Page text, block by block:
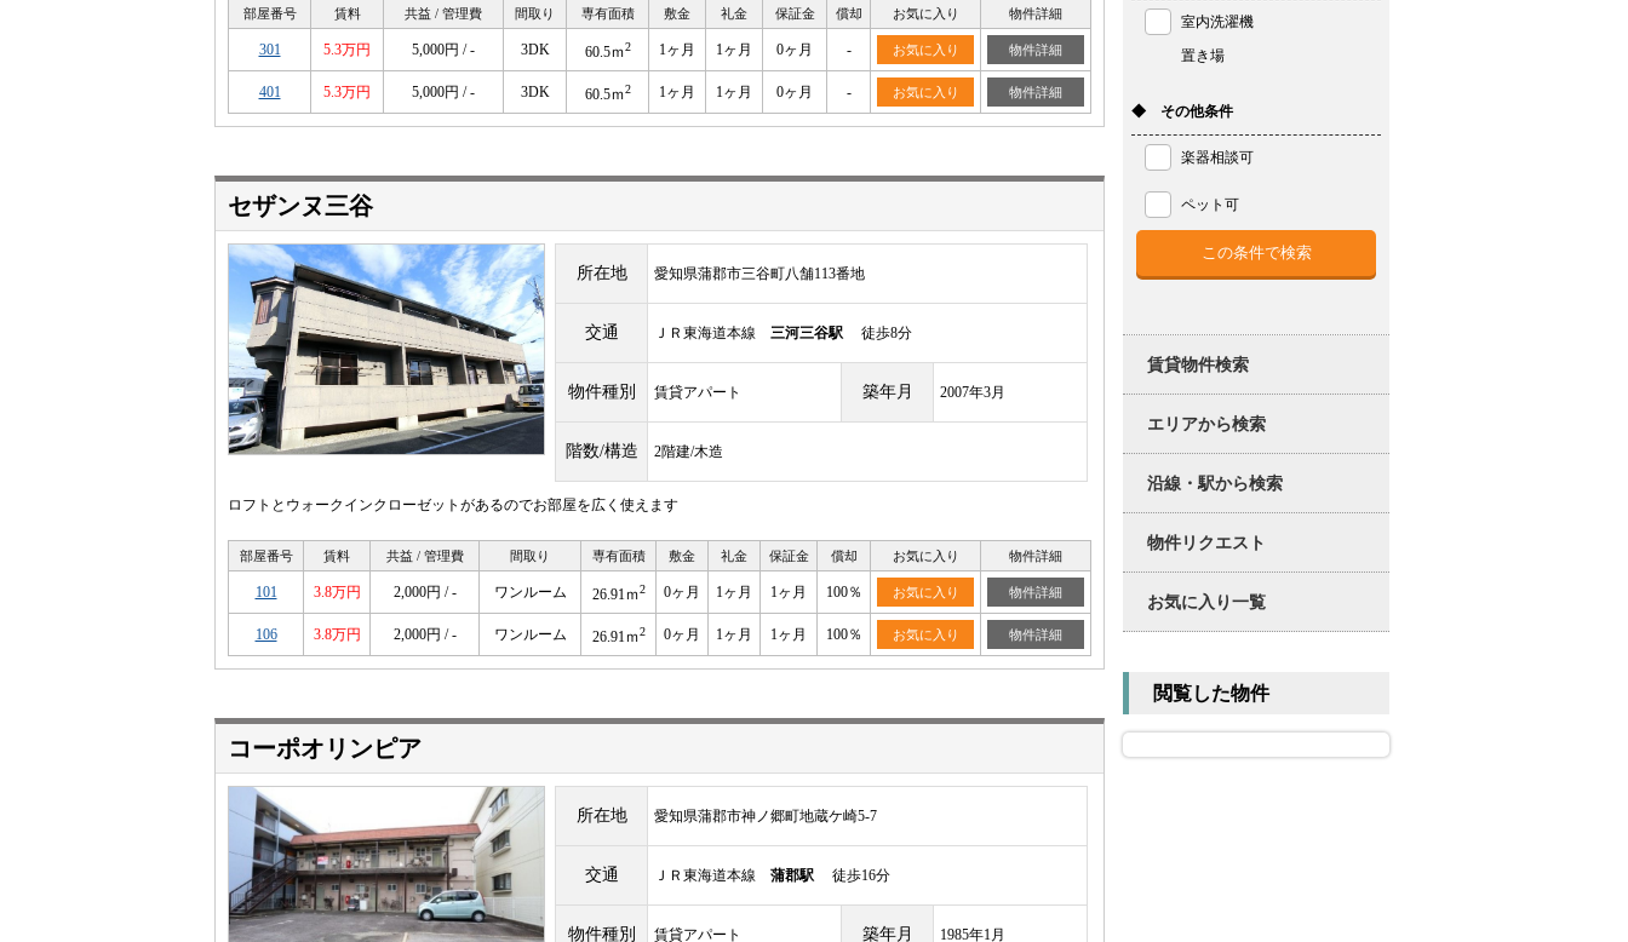
部屋番号 賃料 共益 / 管理費 間取り 専有面積 敷金 礼金 保証金 償却 お気に入り 物件詳細
301 5.3万円 5,000円 / - 3DK 60.5ｍ2 1ヶ月 1ヶ月 0ヶ月 - お気に入り 物件詳細
401 5.3万円 5,000円 / - 3DK 60.5ｍ2 1ヶ月 1ヶ月 0ヶ月 - お気に入り 物件詳細
セザンヌ三谷
所在地 愛知県蒲郡市三谷町八舗113番地
交通 ＪＲ東海道本線 三河三谷駅 徒歩8分
物件種別 賃貸アパート 築年月 2007年3月
階数/構造 2階建/木造
ロフトとウォークインクローゼットがあるのでお部屋を広く使えます
部屋番号 賃料 共益 / 管理費 間取り 専有面積 敷金 礼金 保証金 償却 お気に入り 物件詳細
101 3.8万円 2,000円 / - ワンルーム 26.91ｍ2 0ヶ月 1ヶ月 1ヶ月 100％ お気に入り 物件詳細
106 3.8万円 2,000円 / - ワンルーム 26.91ｍ2 0ヶ月 1ヶ月 1ヶ月 100％ お気に入り 物件詳細
コーポオリンピア
所在地 愛知県蒲郡市神ノ郷町地蔵ケ崎5-7
交通 ＪＲ東海道本線 蒲郡駅 徒歩16分
物件種別 賃貸アパート 築年月 1985年1月
室内洗濯機
置き場
◆ その他条件
楽器相談可
ペット可
賃貸物件検索
エリアから検索
沿線・駅から検索
物件リクエスト
お気に入り一覧
閲覧した物件